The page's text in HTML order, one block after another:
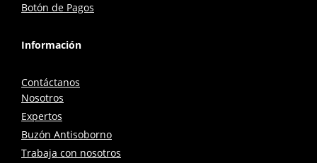
Botón de Pagos
Información
Contáctanos
Nosotros
Expertos
Buzón Antisoborno
Trabaja con nosotros